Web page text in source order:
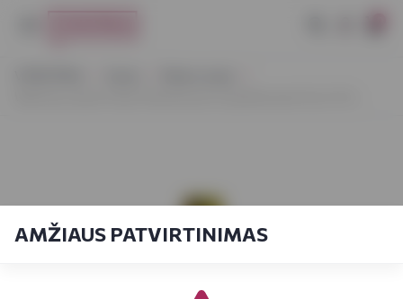
AMŽIAUS PATVIRTINIMAS